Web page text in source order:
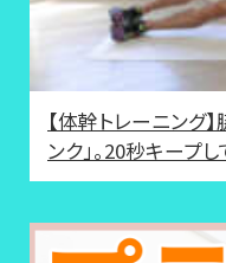
【体幹トレーニング
ンク」。20秒キープ